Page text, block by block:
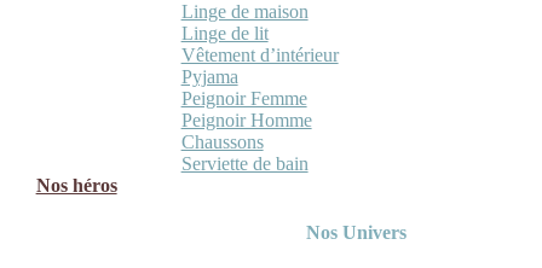
Linge de maison
Linge de lit
Vêtement d’intérieur
Pyjama
Peignoir Femme
Peignoir Homme
Chaussons
Serviette de bain
Nos héros
Nos Univers